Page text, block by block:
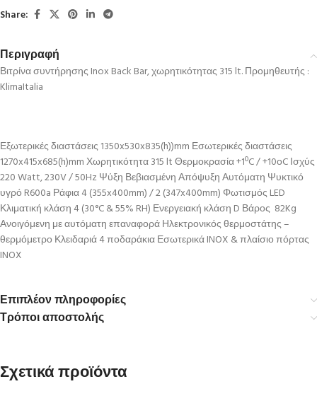
Share:
Περιγραφή
Βιτρίνα συντήρησης Inox Back Bar, χωρητικότητας 315 lt. Προμηθευτής :
KlimaItalia
Εξωτερικές διαστάσεις 1350x530x835(h))mm Εσωτερικές διαστάσεις
1270x415x685(h)mm Χωρητικότητα 315 lt Θερμοκρασία +1ºC / +10οC Ισχύς
220 Watt, 230V / 50Hz Ψύξη Βεβιασμένη Απόψυξη Αυτόματη Ψυκτικό
υγρό R600a Ράφια 4 (355x400mm) / 2 (347x400mm) Φωτισμός LED
Κλιματική κλάση 4 (30°C & 55% RH) Ενεργειακή κλάση D Βάρος 82Kg
Ανοιγόμενη με αυτόματη επαναφορά Ηλεκτρονικός θερμοστάτης –
θερμόμετρο Κλειδαριά 4 ποδαράκια Εσωτερικά INOX & πλαίσιο πόρτας
INOX
Επιπλέον πληροφορίες
Τρόποι αποστολής
Σχετικά προϊόντα